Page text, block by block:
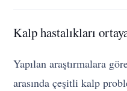
Kalp hastalıkları
Yapılan araştırmalara
arasında çeşitli kalp